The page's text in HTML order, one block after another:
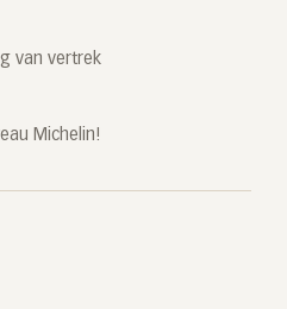
van vertrek
Michelin!